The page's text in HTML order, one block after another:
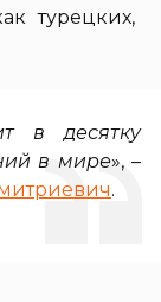
турецких,
в десятку
в мире», –
.